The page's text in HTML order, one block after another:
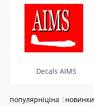
Decals AIMS
популярніціна ▲
▼ новинки